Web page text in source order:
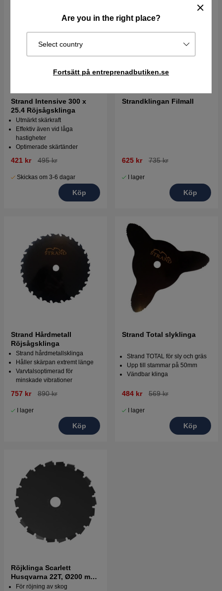
Are you in the right place?
Select country
Fortsätt på entreprenadbutiken.se
Strand Intensive 300 x
25.4 Röjsågsklinga
Utmärkt skärkraft
Effektiv även vid låga
hastigheter
Optimerade skärtänder
421 kr 495 kr
Skickas om 3-6 dagar
Köp
Strandklingan Filmall
625 kr 735 kr
I lager
Köp
Strand Hårdmetall
Röjsågsklinga
Strand hårdmetallsklinga
Håller skärpan extremt länge
Varvtalsoptimerad för
minskade vibrationer
757 kr 890 kr
I lager
Köp
Strand Total slyklinga
Strand TOTAL för sly och gräs
Upp till stammar på 50mm
Vändbar klinga
484 kr 569 kr
I lager
Köp
Röjklinga Scarlett
Husqvarna 22T, Ø200 mm,
Ø20 mm
För röjning av skog